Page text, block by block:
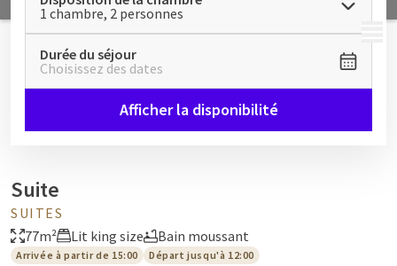
MENU
1 chambre, 2 personnes
Durée du séjour
Choisissez des dates
Afficher la disponibilité
Suite
SUITES
77m²
Lit king size Bain moussant
Arrivée à partir de 15:00 Départ jusqu'à 12:00